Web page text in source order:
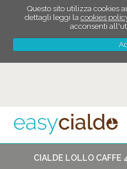
Questo sito utilizza cookies
dettagli leggi la cookies
acconsenti
CIALDE LOLLO CAFFE